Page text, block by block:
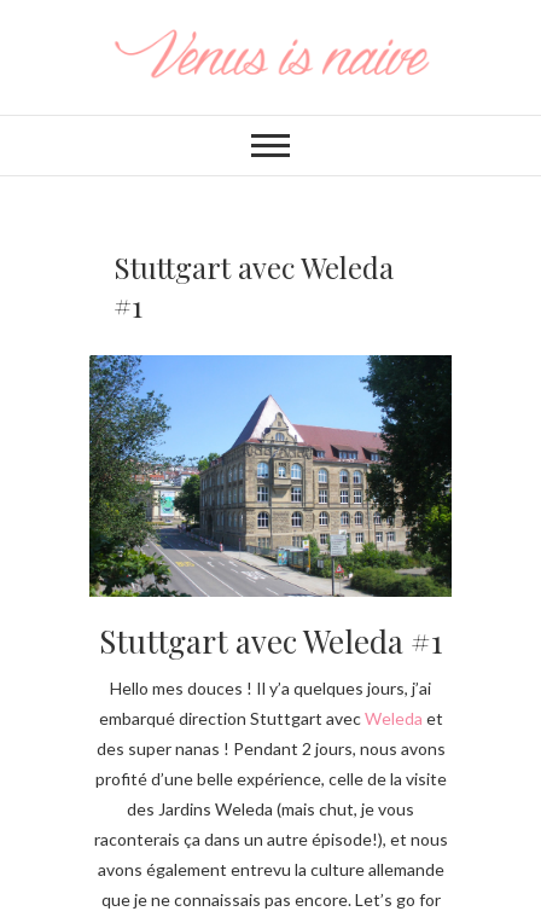
Stuttgart avec Weleda
#1
Stuttgart avec Weleda #1
Hello mes douces ! Il y’a quelques jours, j’ai
embarqué direction Stuttgart avecWeleda et
des super nanas ! Pendant 2 jours, nous avons
profité d’une belle expérience, celle de la visite
des Jardins Weleda (mais chut, je vous
raconterais ça dans un autre épisode!), et nous
avons également entrevu la culture allemande
que je ne connaissais pas encore. Let’s go for